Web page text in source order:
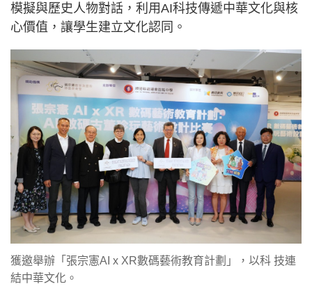
模擬與歷史人物對話，利用AI科技傳遞中華文化與核
心價值，讓學生建立文化認同。
獲邀舉辦「張宗憲AI x XR數碼藝術教育計劃」，以科 技連
結中華文化。